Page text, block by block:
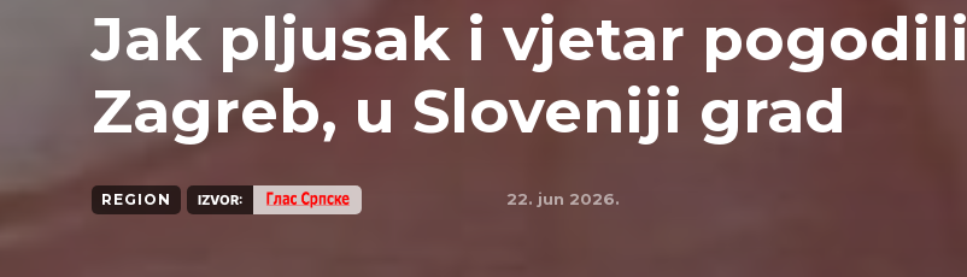
Jak pljusak i vjetar pogodili
Zagreb, u Sloveniji grad
REGION IZVOR: 22. jun 2026.